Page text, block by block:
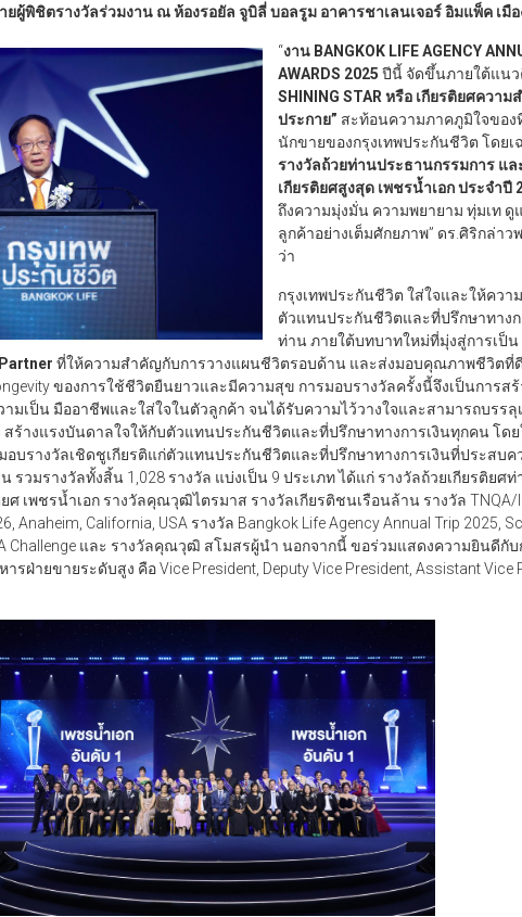
ผู้พิชิตรางวัลร่วมงาน ณ ห้องรอยัล จูบิลี่ บอลรูม อาคารชาเลนเจอร์ อิมแพ็ค เมื
“งาน BANGKOK LIFE AGENCY
AWARDS 2025 ปีนี้ จัดขึ้นภายใต้แน
SHINING STAR หรือ เกียรติยศความ
ประกาย” สะท้อนความภาคภูมิใจของ
นักขายของกรุงเทพประกันชีวิต โดยเ
รางวัลถ้วยท่านประธานกรรมการ แล
เกียรติยศสูงสุด เพชรน้ำเอก ประจำปี
ถึงความมุ่งมั่น ความพยายาม ทุ่มเท ดู
ลูกค้าอย่างเต็มศักยภาพ” ดร.ศิริกล่าว
ว่า
กรุงเทพประกันชีวิต ใส่ใจและให้คว
ตัวแทนประกันชีวิตและที่ปรึกษาทางก
ท่าน ภายใต้บทบาทใหม่ที่มุ่งสู่การเป็น
ที่ให้ความสำคัญกับการวางแผนชีวิตรอบด้าน และส่งมอบคุณภาพชีวิตที่
ของการใช้ชีวิตยืนยาวและมีความสุข การมอบรางวัลครั้งนี้จึงเป็นการสร้
มเป็น มืออาชีพและใส่ใจในตัวลูกค้า จนได้รับความไว้วางใจและสามารถบรรลุ
สร้างแรงบันดาลใจให้กับตัวแทนประกันชีวิตและที่ปรึกษาทางการเงินทุกคน โด
บรางวัลเชิดชูเกียรติแก่ตัวแทนประกันชีวิตและที่ปรึกษาทางการเงินที่ประสบค
รวมรางวัลทั้งสิ้น 1,028 รางวัล แบ่งเป็น 9 ประเภท ได้แก่ รางวัลถ้วยเกียรติยศ
ศ เพชรน้ำเอก รางวัลคุณวุฒิไตรมาส รางวัลเกียรติชนเรือนล้าน รางวัล TNQA/
Anaheim, California, USA รางวัล Bangkok Life Agency Annual Trip 2025,
Challenge และ รางวัลคุณวุฒิ สโมสรผู้นำ นอกจากนี้ ขอร่วมแสดงความยินดีกับ
ฝ่ายขายระดับสูง คือ Vice President, Deputy Vice President, Assistant Vice